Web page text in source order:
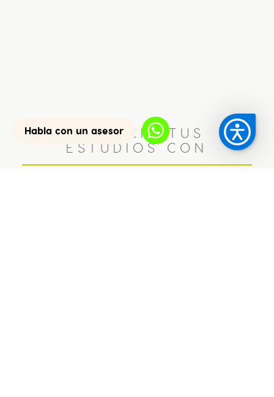
FINANCIA TUS
ESTUDIOS CON
Habla con un asesor